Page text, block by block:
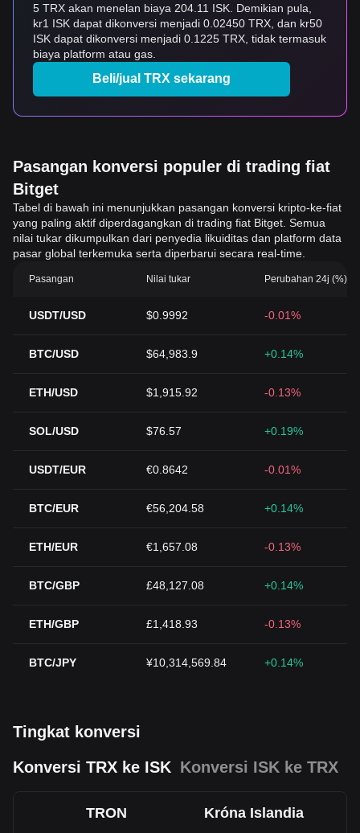
5 TRX akan menelan biaya 204.11 ISK. Demikian pula,
kr1 ISK dapat dikonversi menjadi 0.02450 TRX, dan kr50
ISK dapat dikonversi menjadi 0.1225 TRX, tidak termasuk
biaya platform atau gas.
Beli/jual TRX sekarang
Pasangan konversi populer di trading fiat
Bitget
Tabel di bawah ini menunjukkan pasangan konversi kripto-ke-fiat
yang paling aktif diperdagangkan di trading fiat Bitget. Semua
nilai tukar dikumpulkan dari penyedia likuiditas dan platform data
pasar global terkemuka serta diperbarui secara real-time.
Pasangan Nilai tukar Perubahan 24j (%)
USDT/USD $0.9992 -0.01%
BTC/USD $64,983.9 +0.14%
ETH/USD $1,915.92 -0.13%
SOL/USD $76.57 +0.19%
USDT/EUR €0.8642 -0.01%
BTC/EUR €56,204.58 +0.14%
ETH/EUR €1,657.08 -0.13%
BTC/GBP £48,127.08 +0.14%
ETH/GBP £1,418.93 -0.13%
BTC/JPY ¥10,314,569.84 +0.14%
Tingkat konversi
Konversi TRX ke ISK Konversi ISK ke TRX
TRON Króna Islandia